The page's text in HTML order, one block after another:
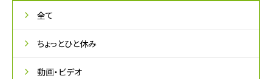
全て
ちょっとひと休み
動画・ビデオ